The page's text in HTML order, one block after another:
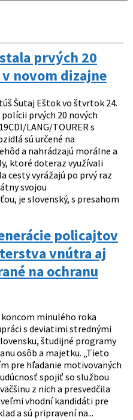
prvých 20
novom dizajne
Šutaj Eštok vo štvrtok 24.
prvých 20 nových
LANG/TOURER s
sú určené na
a nahrádzajú morálne a
ktoré doteraz využívali
cesty vyrážajú po prvý raz
svojou
je slovenský, s presahom
policajtov
vnútra aj
na ochranu
minulého roka
s deviatimi strednými
študijné programy
osôb a majetku. „Tieto
pre hľadanie motivovaných
spojiť so službou
z nich a presvedčila
vhodní kandidáti pre
a sú pripravení na...